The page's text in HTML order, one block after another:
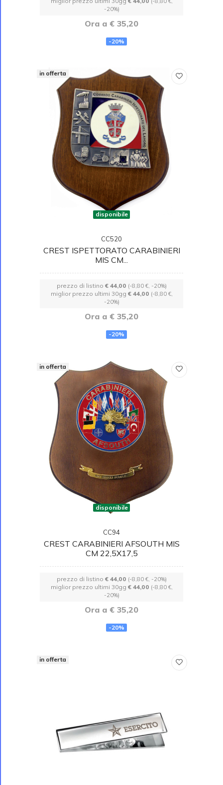
-20%)
Ora a € 35,20
-20%
in offerta
disponibile
CC520
CREST ISPETTORATO CARABINIERI
MIS CM...
prezzo di listino € 44,00 (-8,80 €, -20%)
miglior prezzo ultimi 30gg € 44,00 (-8,80 €,
-20%)
Ora a € 35,20
-20%
in offerta
disponibile
CC94
CREST CARABINIERI AFSOUTH MIS
CM 22,5X17,5
prezzo di listino € 44,00 (-8,80 €, -20%)
miglior prezzo ultimi 30gg € 44,00 (-8,80 €,
-20%)
Ora a € 35,20
-20%
in offerta